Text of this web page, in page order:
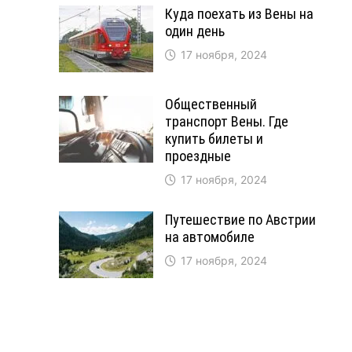
Куда поехать из Вены на
один день
17 ноября, 2024
Общественный
транспорт Вены. Где
купить билеты и
проездные
17 ноября, 2024
Путешествие по Австрии
на автомобиле
17 ноября, 2024